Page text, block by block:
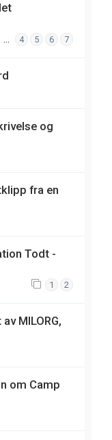
4 5 6 7
og
fra en
Todt -
1 2
MILORG,
om Camp